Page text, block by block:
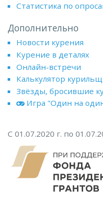
Статистика по
Дополнительно
Новости курения
Курение в деталях
Онлайн-встречи
Калькулятор
Звёзды, бросившие
Игра "Один на
С 01.07.2020 г. по